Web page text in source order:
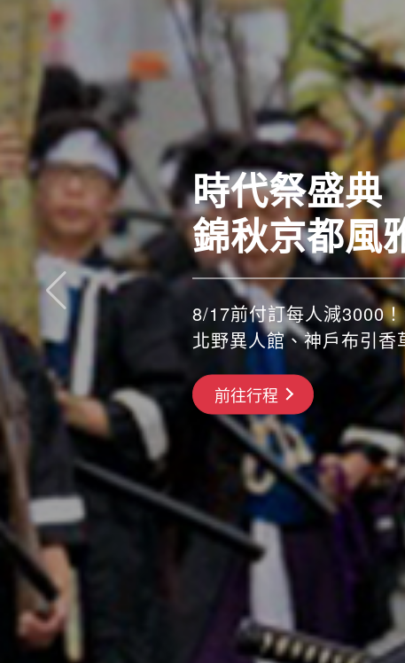
搶先GO
時代祭盛典
錦秋京都風
8/17前付訂每人減3000
北野異人館、神戶布引
前往行程
前往行程
前往行程